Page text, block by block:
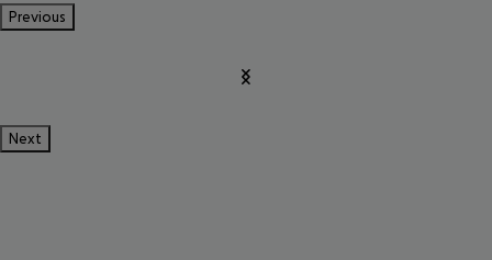
Previous
Next